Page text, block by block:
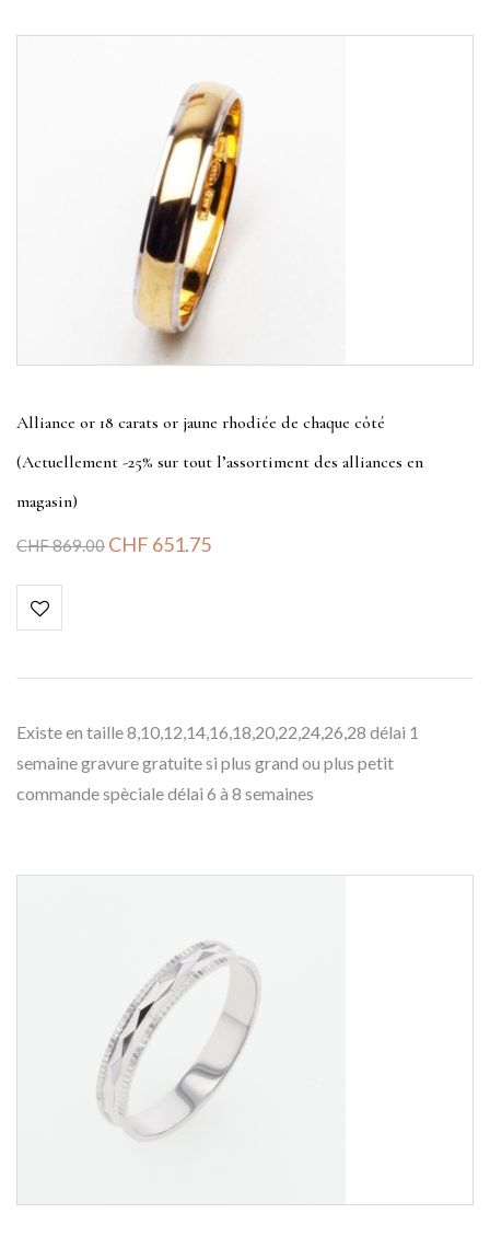
Alliance or 18 carats or jaune rhodiée de chaque côté
(Actuellement -25% sur tout l’assortiment des alliances en
magasin)
CHF869.00 CHF 651.75
Existe en taille 8,10,12,14,16,18,20,22,24,26,28 délai 1
semaine gravure gratuite si plus grand ou plus petit
commande spèciale délai 6 à 8 semaines